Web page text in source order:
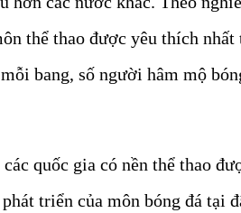
thể thao được yêu thích
bang, số người hâm mộ
quốc gia có nền thể thao
triển của môn bóng đá tại